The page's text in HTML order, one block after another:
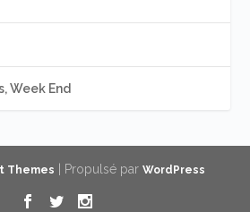
Week End
Themes | Propulsé par WordPress